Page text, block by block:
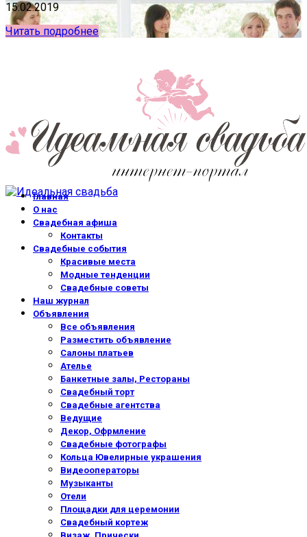
15.02.2019
Читать подробнее
Главная
О нас
Свадебная афиша
Контакты
Свадебные события
Красивые места
Модные тенденции
Свадебные советы
Наш журнал
Объявления
Все объявления
Разместить объявление
Салоны платьев
Ателье
Банкетные залы, Рестораны
Свадебный торт
Свадебные агентства
Ведущие
Декор, Офрмление
Свадебные фотографы
Кольца Ювелирные украшения
Видеооператоры
Музыканты
Отели
Площадки для церемонии
Свадебный кортеж